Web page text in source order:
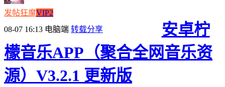
发帖狂魔VIP2
08-07 16:13 电脑端 转载分享
安卓柠
檬音乐APP（聚合全网音乐资
源）V3.2.1 更新版